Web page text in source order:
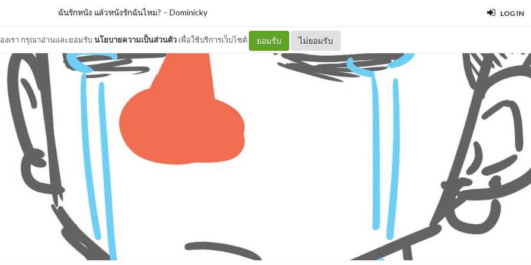
LOG IN
งเรา กรุณาอ่านและยอมรับนโยบายความเป็นส่วนตัว เพื่อใช้บริการเว็บไซต์ ยอมรับ ไม่ยอมรับ
ฉันรักหนัง แล้วหนังรักฉันไหม? – Dominicky